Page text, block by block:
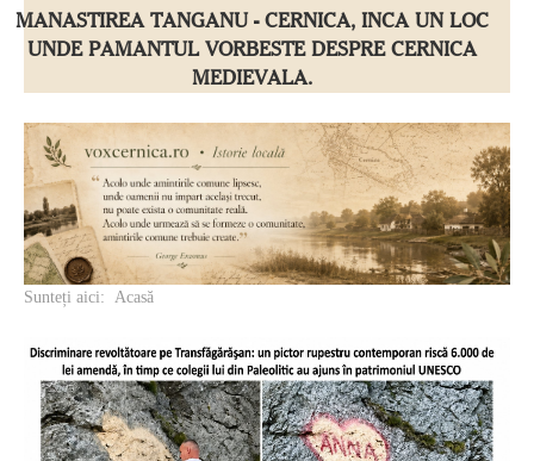
NECROPOLA NEOLITICĂ DE LA CĂLDĂRARU–
CERNICA: ORAȘUL MORȚILOR DE ACUM 7.000 DE
ANI
Sunteți aici: Acasă